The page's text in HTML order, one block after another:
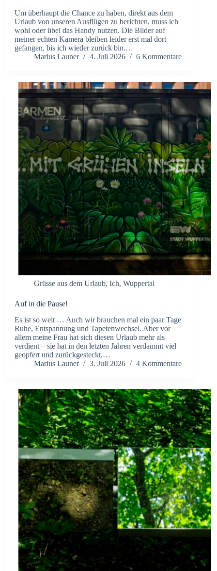
Um überhaupt die Chance zu haben, direkt aus dem
Urlaub von unseren Ausflügen zu berichten, muss ich
wohl oder übel das Handy nutzen. Die Bilder auf
meiner echten Kamera bleiben leider erst mal dort
gefangen, bis ich wieder zurück bin.…
Marius Launer
4. Juli 2026 6 Kommentare
Grüsse aus dem Urlaub, Ich, Wuppertal
Auf in die Pause!
Es ist so weit … Auch wir brauchen mal ein paar Tage
Ruhe, Entspannung und Tapetenwechsel. Aber vor
allem meine Frau hat sich diesen Urlaub mehr als
verdient – sie hat in den letzten Jahren verdammt viel
geopfert und zurückgesteckt,…
Marius Launer
3. Juli 2026 4 Kommentare